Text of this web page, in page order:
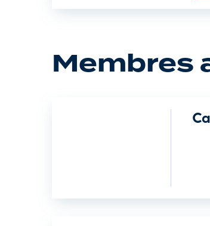
Membres